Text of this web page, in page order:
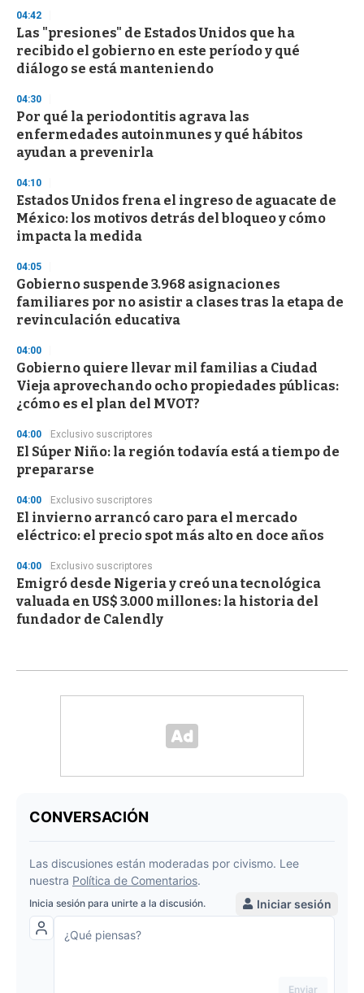
d
s
o
f
3
s
e
c
o
n
04:42
Las "presiones" de Estados Unidos que ha
recibido el gobierno en este período y qué
diálogo se está manteniendo
04:30
Por qué la periodontitis agrava las
enfermedades autoinmunes y qué hábitos
ayudan a prevenirla
04:10
Estados Unidos frena el ingreso de aguacate de
México: los motivos detrás del bloqueo y cómo
impacta la medida
04:05
Gobierno suspende 3.968 asignaciones
familiares por no asistir a clases tras la etapa de
revinculación educativa
04:00
Gobierno quiere llevar mil familias a Ciudad
Vieja aprovechando ocho propiedades públicas:
¿cómo es el plan del MVOT?
04:00 Exclusivo suscriptores
El Súper Niño: la región todavía está a tiempo de
prepararse
04:00 Exclusivo suscriptores
El invierno arrancó caro para el mercado
eléctrico: el precio spot más alto en doce años
04:00 Exclusivo suscriptores
Emigró desde Nigeria y creó una tecnológica
valuada en US$ 3.000 millones: la historia del
fundador de Calendly